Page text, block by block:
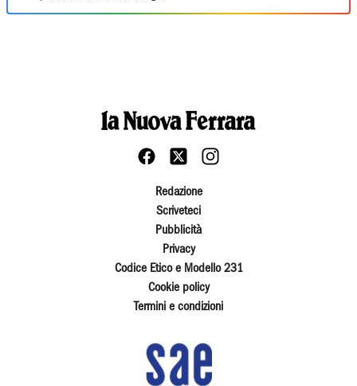
Redazione
Scriveteci
Pubblicità
Privacy
Codice Etico e Modello 231
Cookie policy
Termini e condizioni